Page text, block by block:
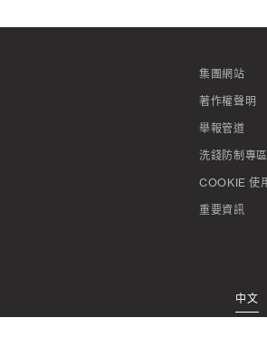
集團網站
著作權聲明
舉報管道
洗錢防制專區
COOKIE 使
重要資訊
中文